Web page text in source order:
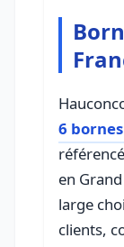
6
en
large
clients,